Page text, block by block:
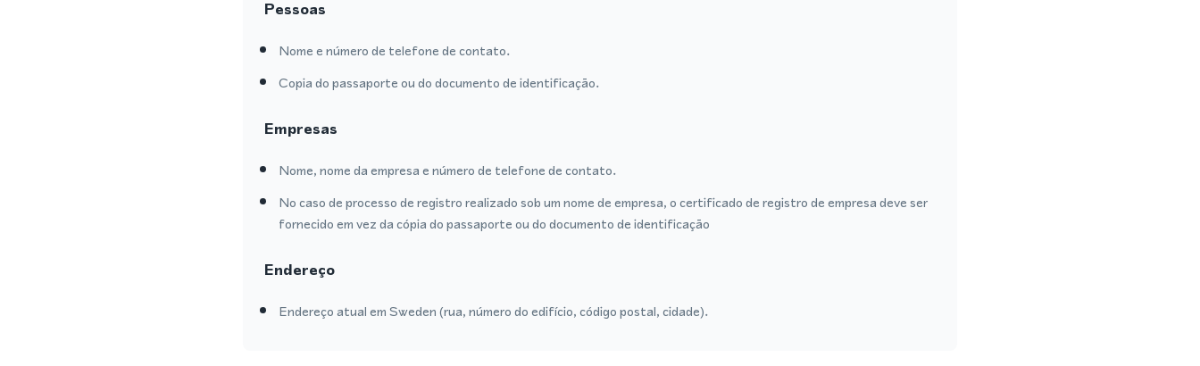
Pessoas
Nome e número de telefone de contato.
Copia do passaporte ou do documento de identificação.
Empresas
Nome, nome da empresa e número de telefone de contato.
No caso de processo de registro realizado sob um nome de empresa, o certificado de registro de empresa deve ser
fornecido em vez da cópia do passaporte ou do documento de identificação
Endereço
Endereço atual em Sweden (rua, número do edifício, código postal, cidade).